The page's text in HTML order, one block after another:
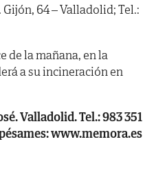
Gijón, 64 – Valladolid; Tel.:
de la mañana, en la
a su incineración en
Valladolid. Tel.: 983 351
www.memora.es